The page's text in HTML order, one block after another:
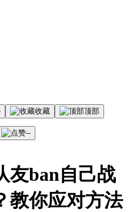
收藏 顶部
--
友ban自己战
教你应对方法